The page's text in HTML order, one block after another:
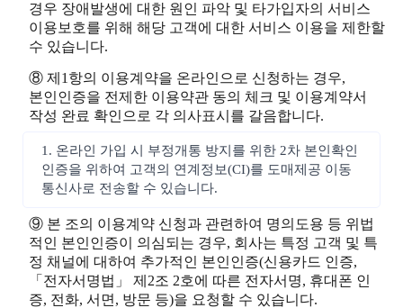
경우 장애발생에 대한 원인 파악 및 타가입자의 서비스
이용보호를 위해 해당 고객에 대한 서비스 이용을 제한할
수 있습니다.
⑧ 제1항의 이용계약을 온라인으로 신청하는 경우,
본인인증을 전제한 이용약관 동의 체크 및 이용계약서
작성 완료 확인으로 각 의사표시를 갈음합니다.
1. 온라인 가입 시 부정개통 방지를 위한 2차 본인확인
인증을 위하여 고객의 연계정보(CI)를 도매제공 이동
통신사로 전송할 수 있습니다.
⑨ 본 조의 이용계약 신청과 관련하여 명의도용 등 위법
적인 본인인증이 의심되는 경우, 회사는 특정 고객 및 특
정 채널에 대하여 추가적인 본인인증(신용카드 인증,
「전자서명법」 제2조 2호에 따른 전자서명, 휴대폰 인
증, 전화, 서면, 방문 등)을 요청할 수 있습니다.